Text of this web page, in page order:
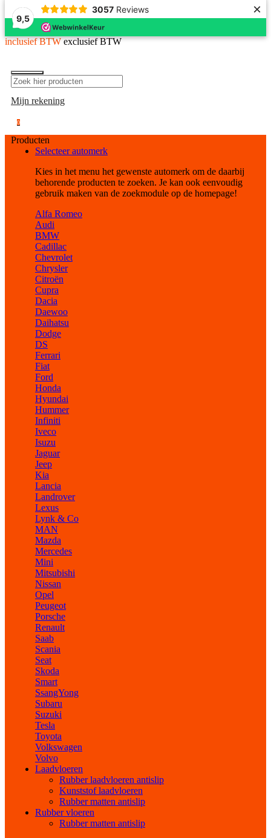
9,5
3057 Reviews ×
inclusief BTW exclusief BTW
Mijn rekening
0
Producten
Selecteer automerk
Kies in het menu het gewenste automerk om de daarbij
behorende producten te zoeken. Je kan ook eenvoudig
gebruik maken van de zoekmodule op de homepage!
Alfa Romeo
Audi
BMW
Cadillac
Chevrolet
Chrysler
Citroën
Cupra
Dacia
Daewoo
Daihatsu
Dodge
DS
Ferrari
Fiat
Ford
Honda
Hyundai
Hummer
Infiniti
Iveco
Isuzu
Jaguar
Jeep
Kia
Lancia
Landrover
Lexus
Lynk & Co
MAN
Mazda
Mercedes
Mini
Mitsubishi
Nissan
Opel
Peugeot
Porsche
Renault
Saab
Scania
Seat
Skoda
Smart
SsangYong
Subaru
Suzuki
Tesla
Toyota
Volkswagen
Volvo
Laadvloeren
Rubber laadvloeren antislip
Kunststof laadvloeren
Rubber matten antislip
Rubber vloeren
Rubber matten antislip